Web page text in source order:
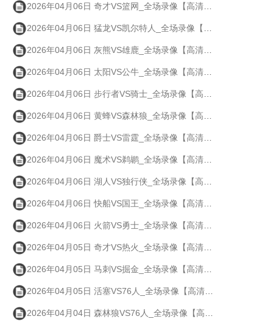
2026年04月06日 奇才VS篮网_全场录像【高清回放】
2026年04月06日 猛龙VS凯尔特人_全场录像【高清回放】
2026年04月06日 灰熊VS雄鹿_全场录像【高清回放】
2026年04月06日 太阳VS公牛_全场录像【高清回放】
2026年04月06日 步行者VS骑士_全场录像【高清回放】
2026年04月06日 黄蜂VS森林狼_全场录像【高清回放】
2026年04月06日 爵士VS雷霆_全场录像【高清回放】
2026年04月06日 魔术VS鹈鹕_全场录像【高清回放】
2026年04月06日 湖人VS独行侠_全场录像【高清回放】
2026年04月06日 快船VS国王_全场录像【高清回放】
2026年04月06日 火箭VS勇士_全场录像【高清回放】
2026年04月05日 奇才VS热火_全场录像【高清回放】
2026年04月05日 马刺VS掘金_全场录像【高清回放】
2026年04月05日 活塞VS76人_全场录像【高清回放】
2026年04月04日 森林狼VS76人_全场录像【高清回放】